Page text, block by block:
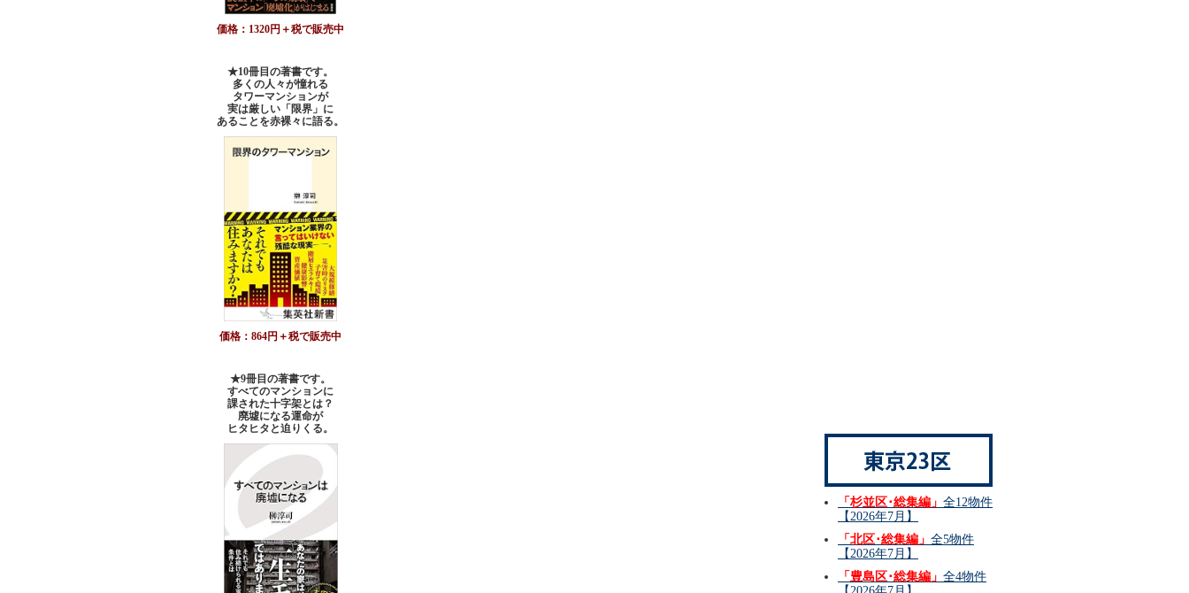
価格：1320円＋税で販売中
★10冊目の著書です。
多くの人々が憧れる
タワーマンションが
実は厳しい「限界」に
あることを赤裸々に語る。
価格：864円＋税で販売中
★9冊目の著書です。
すべてのマンションに
課された十字架とは？
廃墟になる運命が
ヒタヒタと迫りくる。
「杉並区･総集編」 全12物件
【2026年7月】
「北区･総集編」 全5物件
【2026年7月】
「豊島区･総集編」 全4物件